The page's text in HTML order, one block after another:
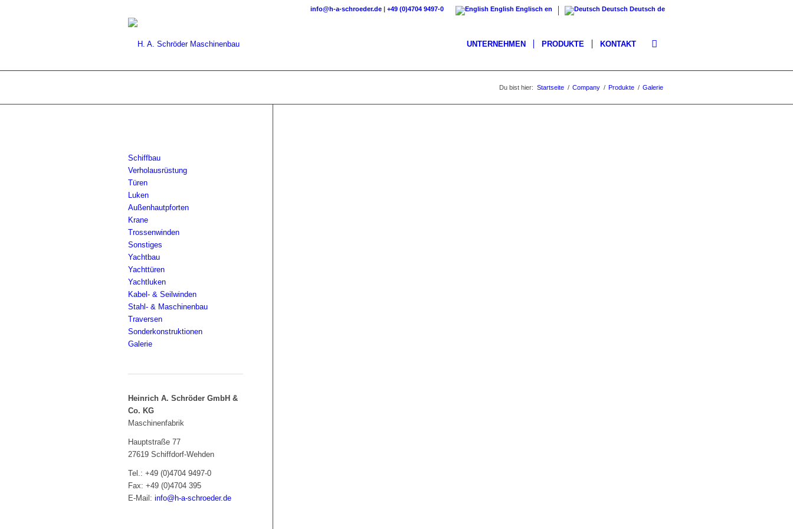
English Englisch en Deutsch Deutsch de
info@h-a-schroeder.de | +49 (0)4704 9497-0
UNTERNEHMEN PRODUKTE KONTAKT
Du bist hier: Startseite / Company / Produkte / Galerie
Schiffbau
Verholausrüstung
Türen
Luken
Außenhautpforten
Krane
Trossenwinden
Sonstiges
Yachtbau
Yachttüren
Yachtluken
Kabel- & Seilwinden
Stahl- & Maschinenbau
Traversen
Sonderkonstruktionen
Galerie
Heinrich A. Schröder GmbH &
Co. KG
Maschinenfabrik
Hauptstraße 77
27619 Schiffdorf-Wehden
Tel.: +49 (0)4704 9497-0
Fax: +49 (0)4704 395
E-Mail: info@h-a-schroeder.de